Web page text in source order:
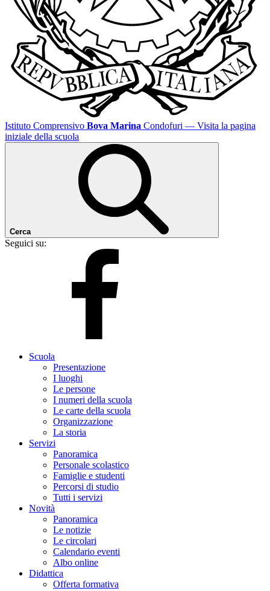
Istituto Comprensivo Bova Marina Condofuri — Visita la pagina
iniziale della scuola
Cerca
Seguici su:
Scuola
Presentazione
I luoghi
Le persone
I numeri della scuola
Le carte della scuola
Organizzazione
La storia
Servizi
Panoramica
Personale scolastico
Famiglie e studenti
Percorsi di studio
Tutti i servizi
Novità
Panoramica
Le notizie
Le circolari
Calendario eventi
Albo online
Didattica
Offerta formativa